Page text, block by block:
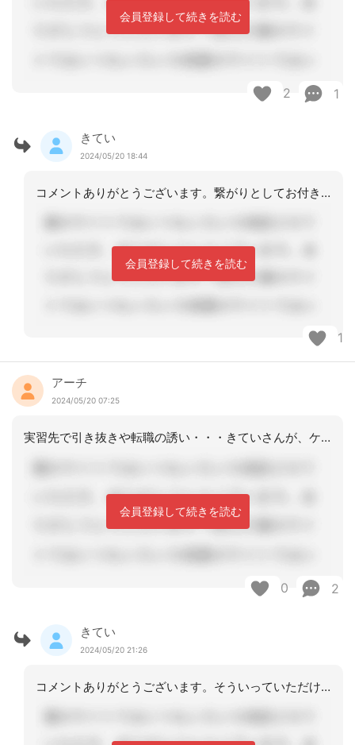
会員登録して続きを読む
2 1
きてい
2024/05/20 18:44
コメントありがとうございます。繋がりとしてお付き合いも自分にとってよい選択肢かも
会員登録して続きを読む
1
アーチ
2024/05/20 07:25
実習先で引き抜きや転職の誘い・・・きていさんが、ケアマネとして魅力的だからだと思
会員登録して続きを読む
0 2
きてい
2024/05/20 21:26
コメントありがとうございます。そういっていただけるとありがたい気持ちでいっぱいで